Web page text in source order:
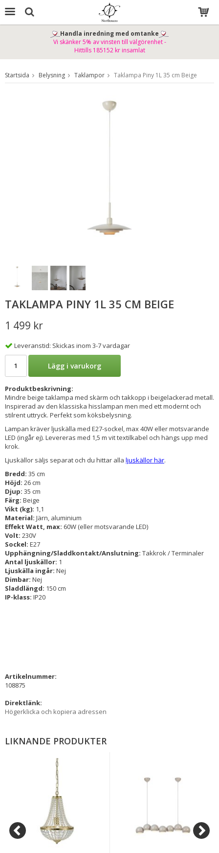
Produkten har blivit tillagd i varukorgen
Handla inredning med omtanke
Vi skänker 5% av vinsten till välgörenhet -
Hittills 185152 kr insamlat
Startsida Belysning Taklampor Taklampa Piny 1L 35 cm Beige
TAKLAMPA PINY 1L 35 CM BEIGE
1 499 kr
Leveranstid: Skickas inom 3-7 vardagar
Lägg i varukorg
Produktbeskrivning:
Mindre beige taklampa med skärm och takkopp i beigelackerad metall.
Inspirerad av den klassiska hisslampan men med ett modernt och
stilrent uttryck. Perfekt som köksbelysning.
Lampan kräver ljuskälla med E27-sockel, max 40W eller motsvarande
LED (ingår ej). Levereras med 1,5 m vit textilkabel och hängs upp med
krok.
Ljuskällor säljs separat och du hittar alla ljuskällor här.
Bredd: 35 cm
Höjd: 26 cm
Djup: 35 cm
Färg: Beige
Vikt (kg): 1,1
Material: Järn, aluminium
Effekt Watt, max: 60W (eller motsvarande LED)
Volt: 230V
Sockel: E27
Upphängning/Sladdkontakt/Anslutning: Takkrok / Terminaler
Antal ljuskällor: 1
Ljuskälla ingår: Nej
Dimbar: Nej
Sladdlängd: 150 cm
IP-klass: IP20
Artikelnummer:
108875
Direktlänk:
Högerklicka och kopiera adressen
LIKNANDE PRODUKTER